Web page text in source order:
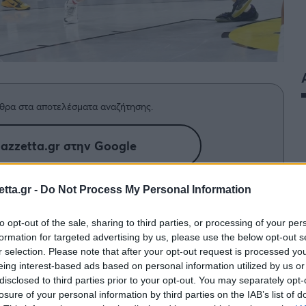
- Do Not Process My Personal Information
opt-out of the sale, sharing to third parties, or processing of your
for targeted advertising by us, please use the below opt-out
selection. Please note that after your opt-out request is processed
interest-based ads based on personal information utilized by us
to third parties prior to your opt-out. You may separately
of your personal information by third parties on the IAB’s list of
στα αποτελέσματα αναζήτησης.
στην Google
στο... τραπέζι, πριν το τέλος
Δείτε τα ματς που απομένουν.